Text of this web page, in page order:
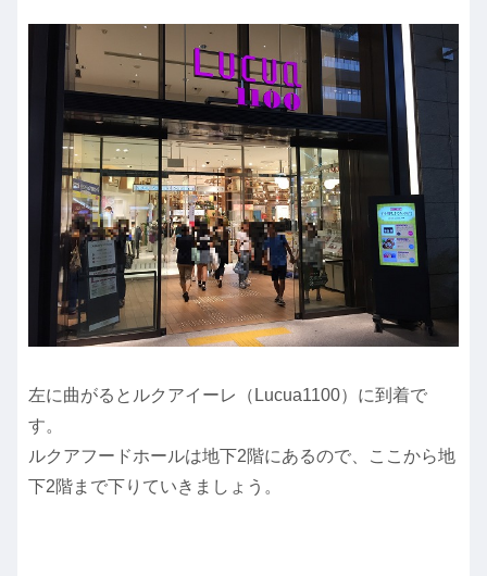
左に曲がるとルクアイーレ（Lucua1100）に到着で
す。
ルクアフードホールは地下2階にあるので、ここから地
下2階まで下りていきましょう。